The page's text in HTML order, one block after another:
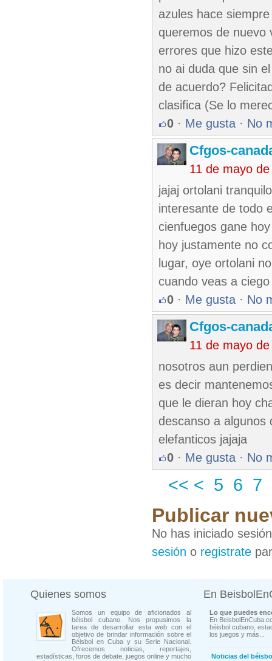
azules hace
queremos de nuevo
errores que hizo
no ai duda que sin
de acuerdo?
clasifica (Se lo
0 · Me gusta · No
Cfgos-
11 de mayo
jajaj ortolani
interesante de todo
cienfuegos gane
hoy justamente no
lugar, oye ortolani
cuando veas a
0 · Me gusta · No
Cfgos-
11 de mayo
nosotros aun
es decir
que le dieran hoy
descanso a algunos
elefanticos jajaja
0 · Me gusta · No
<< < 5 6 7
Publicar
No has iniciado
sesión o registrate
Quienes somos
Somos un equipo de aficionados al
béisbol cubano. Nos propusimos la
tarea de desarrollar esta web con el
objetivo de brindar información sobre el
Béisbol en Cuba y su Serie Nacional.
Ofrecemos noticias, reportajes,
estadísticas, foros de debate, juegos online y mucho
En
Lo que puedes
En
béisbol cubano,
los juegos y más...
Noticias del